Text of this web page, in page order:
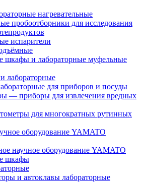
нагревательные
пробоотборники для исследования
испарители
шкафы и лабораторные муфельные
лабораторные
для приборов и посуды
— приборы для извлечения вредных
для многократных рутинных
оборудование YAMATO
научное оборудование YAMATO
шкафы
и автоклавы лабораторные